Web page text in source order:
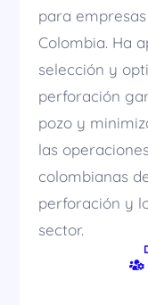
para
Colombia. Ha
selección y
perforación
pozo y
las
colombianas
perforación y
sector.